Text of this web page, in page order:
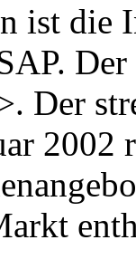
ist die
Der